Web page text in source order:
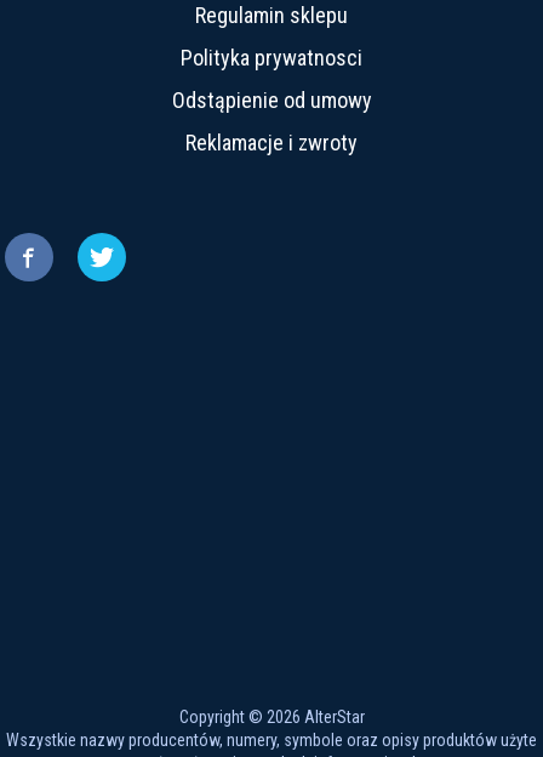
Regulamin sklepu
Polityka prywatnosci
Odstąpienie od umowy
Reklamacje i zwroty
 
Copyright © 2026 AlterStar
Wszystkie nazwy producentów, numery, symbole oraz opisy produktów użyte